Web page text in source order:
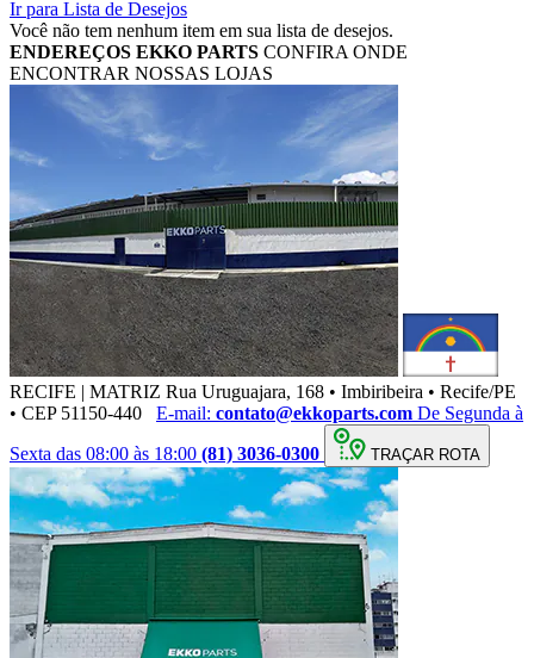
Ir para Lista de Desejos
Você não tem nenhum item em sua lista de desejos.
ENDEREÇOS EKKO PARTS CONFIRA ONDE
ENCONTRAR NOSSAS LOJAS
RECIFE | MATRIZ Rua Uruguajara, 168 • Imbiribeira • Recife/PE
• CEP 51150-440
E-mail: contato@ekkoparts.com De Segunda à
Sexta das 08:00 às 18:00 (81) 3036-0300 TRAÇAR ROTA